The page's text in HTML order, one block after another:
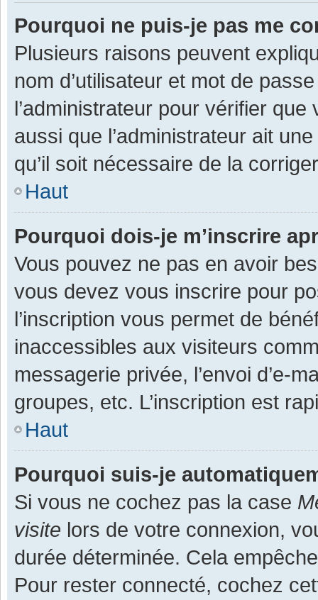
Pourquoi ne puis-je pas me
Plusieurs raisons peuvent
nom d’utilisateur et mot de
l’administrateur pour vérifier
aussi que l’administrateur ait
qu’il soit nécessaire de la
Haut
Pourquoi dois-je m’inscrire
Vous pouvez ne pas en avoir
vous devez vous inscrire pour
l’inscription vous permet de
inaccessibles aux visiteurs
messagerie privée, l’envoi d’e-
groupes, etc. L’inscription est
Haut
Pourquoi suis-je
Si vous ne cochez pas la case
visite lors de votre connexion,
durée déterminée. Cela
Pour rester connecté, cochez